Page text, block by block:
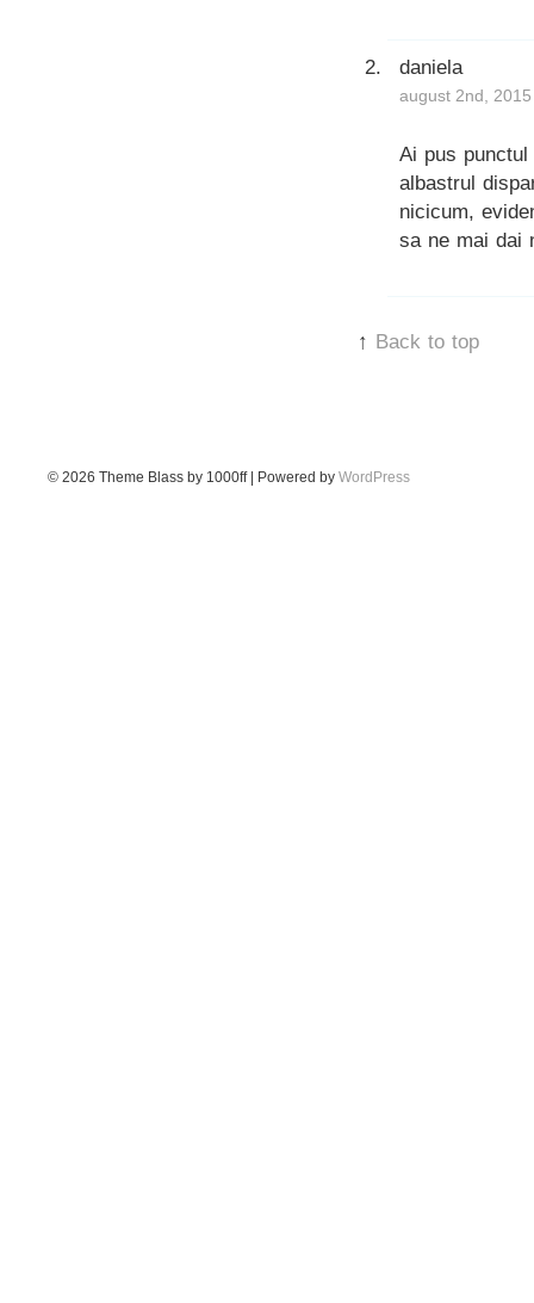
daniela
august 2nd,
Ai pus
albastrul
nicicum,
sa ne mai dai
↑ Back to top
© 2026 Theme Blass by 1000ff | Powered by WordPress